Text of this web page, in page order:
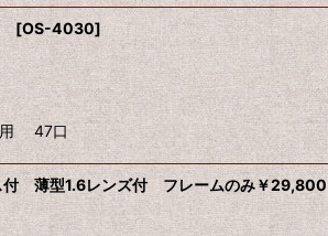
[OS-4030]
用 47口
薄型1.6レンズ付 フレームのみ￥29,800